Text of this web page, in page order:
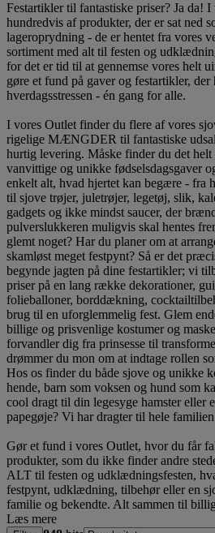
Festartikler til fantastiske priser? Ja da!
hundredvis af produkter, der er sat ned
lageroprydning - de er hentet fra vores
sortiment med alt til festen og
for det er tid til at gennemse vores helt
gøre et fund på gaver og festartikler,
hverdagsstressen - én gang for alle.
I vores Outlet finder du flere af vores
rigelige MÆNGDER til fantastiske
hurtig levering. Måske finder du det
vanvittige og unikke fødselsdagsgaver
enkelt alt, hvad hjertet kan begære - fra
til sjove trøjer, juletrøjer, legetøj, slik,
gadgets og ikke mindst saucer, der
pulverslukkeren muligvis skal hentes
glemt noget? Har du planer om at
skamløst meget festpynt? Så er det
begynde jagten på dine festartikler; vi
priser på en lang række dekorationer,
folieballoner, borddækning,
brug til en uforglemmelig fest. Glem
billige og prisvenlige kostumer og
forvandler dig fra prinsesse til
drømmer du mon om at indtage rollen
Hos os finder du både sjove og unikke
hende, barn som voksen og hund som
cool dragt til din legesyge hamster eller
papegøje? Vi har dragter til hele
Gør et fund i vores Outlet, hvor du får
produkter, som du ikke finder andre
ALT til festen og udklædningsfesten,
festpynt, udklædning, tilbehør eller en
familie og bekendte. Alt sammen til
Læs mere